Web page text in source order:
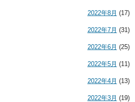
2022年8月 (17)
2022年7月 (31)
2022年6月 (25)
2022年5月 (11)
2022年4月 (13)
2022年3月 (19)